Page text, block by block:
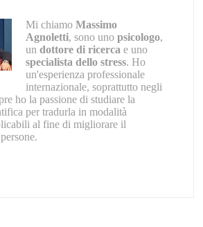
Mi chiamo Massimo
Agnoletti, sono uno psicologo,
un dottore di ricerca e uno
specialista dello stress. Ho
un'esperienza professionale
internazionale, soprattutto negli
ho la passione di studiare la
per tradurla in modalità
al fine di migliorare il